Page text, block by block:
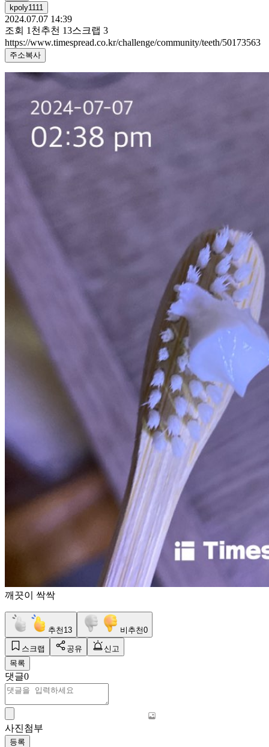
kpoly1111
2024.07.07 14:39
조회 1천 추천 13스크랩 3
https://www.timespread.co.kr/challenge/community/teeth/50173563
주소복사
깨끗이 싹싹
추천 13 비추천0
스크랩 공유
신고
목록
댓글0
사진첨부
등록